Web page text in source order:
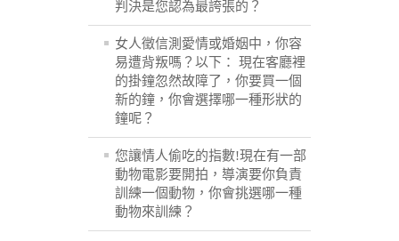
判決是您認為最誇張的？
女人徵信測愛情或婚姻中，你容
易遭背叛嗎？以下： 現在客廳裡
的掛鐘忽然故障了，你要買一個
新的鐘，你會選擇哪一種形狀的
鐘呢？
您讓情人偷吃的指數!現在有一部
動物電影要開拍，導演要你負責
訓練一個動物，你會挑選哪一種
動物來訓練？